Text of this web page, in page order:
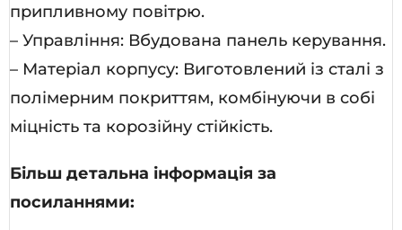
припливному повітрю.
– Управління: Вбудована панель керування.
– Матеріал корпусу: Виготовлений із сталі з
полімерним покриттям, комбінуючи в собі
міцність та корозійну стійкість.
Більш детальна інформація за
посиланнями: